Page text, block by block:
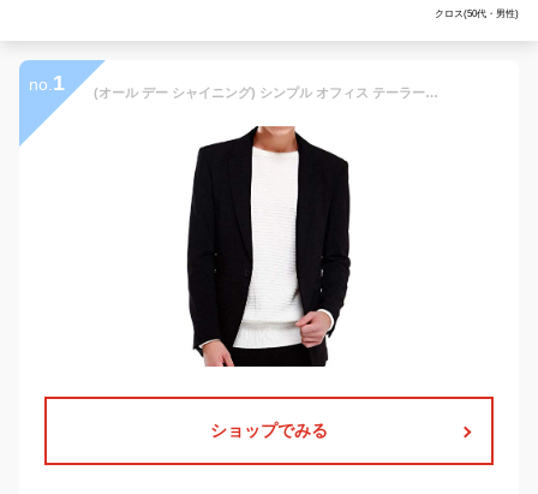
クロス(50代・男性)
no. 1 (オール デー シャイニング) シンプル オフィス テーラード ブラック ジャケット ビジネス スタイリッシュ 大きいサイズ 黒 就活 スーツ メンズ MT02BKXXL
ショップでみる